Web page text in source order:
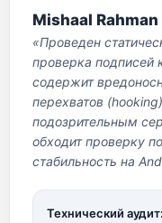
Mishaal Rahman
«Проведен
проверка подписей
содержит
перехватов
подозрительным
обходит проверку
стабильность на
Технический аудит: